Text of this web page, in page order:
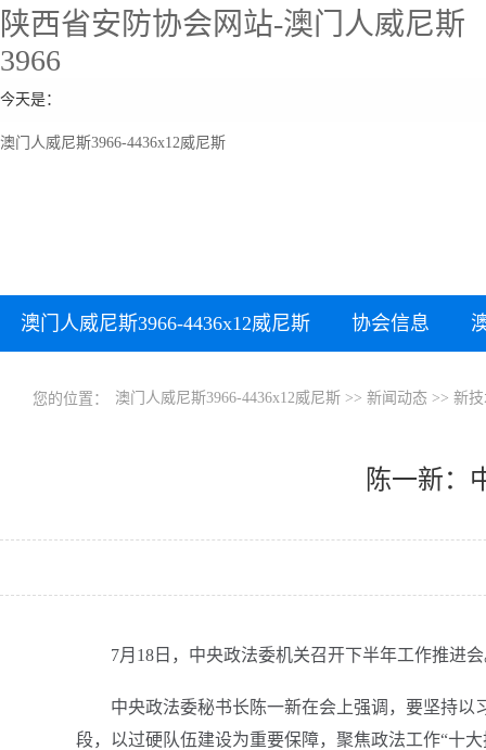
陕西省安防协会网站-澳门人威尼斯
3966
今天是：
澳门人威尼斯3966-4436x12威尼斯
澳门人威尼斯3966-4436x12威尼斯 协会信息
您的位置： 澳门人威尼斯3966-4436x12威尼斯 >> 新闻动态 >> 新
陈一新：
7月18日，中央政法委机关召开下半年工作推进
中央政法委秘书长陈一新在会上强调，要坚持
段，以过硬队伍建设为重要保障，聚焦政法工作“十